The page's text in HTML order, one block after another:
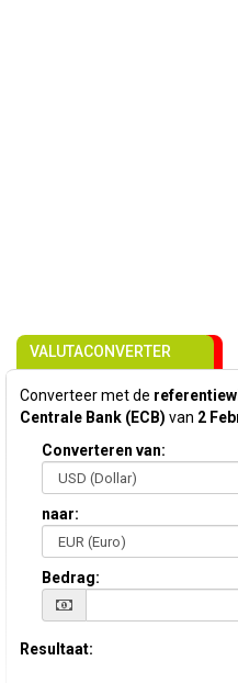
VALUTACONVERTER
Converteer met de
Centrale Bank (ECB) van 2
Converteren van:
naar:
Bedrag:
Resultaat: